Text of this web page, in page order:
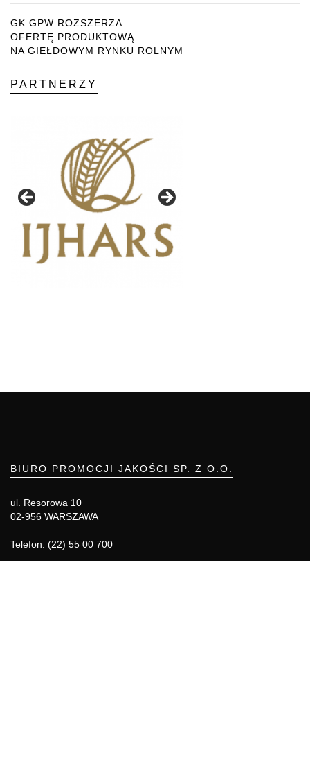
GK GPW ROZSZERZA
OFERTĘ PRODUKTOWĄ
NA GIEŁDOWYM RYNKU ROLNYM
PARTNERZY
BIURO PROMOCJI JAKOŚCI SP. Z O.O.
ul. Resorowa 10
02-956 WARSZAWA
Telefon: (22) 55 00 700